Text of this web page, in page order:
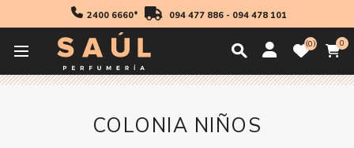
2400 6660* 094 477 886- 094 478 101
0 0
Inicio Fragancias
COLONIA NIÑOS